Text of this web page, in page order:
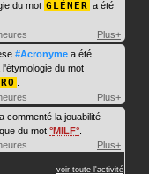
du mot GLÉNER a été
Plus+
#Acronyme a été
l'étymologie du mot
Plus+
a commenté la jouabilité
du mot MILF
Plus+
voir toute l'activité